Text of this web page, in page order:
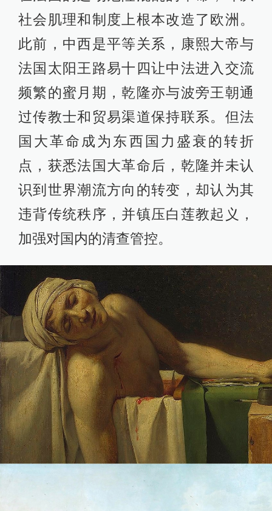
社会肌理和制度上根本改造了欧洲。
此前，中西是平等关系，康熙大帝与
法国太阳王路易十四让中法进入交流
频繁的蜜月期，乾隆亦与波旁王朝通
过传教士和贸易渠道保持联系。但法
国大革命成为东西国力盛衰的转折
点，获悉法国大革命后，乾隆并未认
识到世界潮流方向的转变，却认为其
违背传统秩序，并镇压白莲教起义，
加强对国内的清查管控。